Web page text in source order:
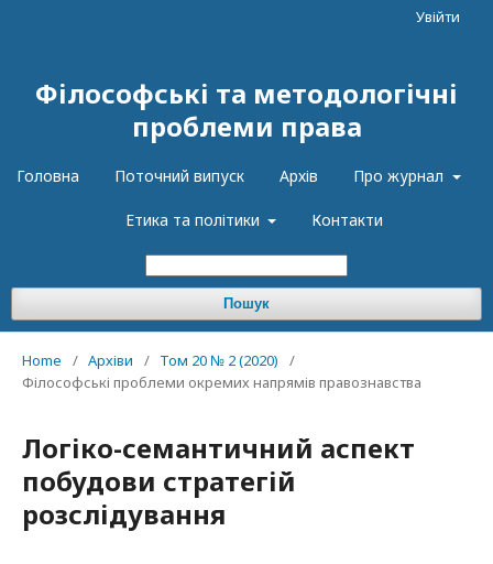
Філософські та методологічні
проблеми права
Головна Поточний випуск Архів Про журнал
Етика та політики Контакти
Пошук
Увійти
Home / Архіви / Том 20 № 2 (2020)
/
Філософські проблеми окремих напрямів правознавства
Логіко-семантичний аспект
побудови стратегій
розслідування